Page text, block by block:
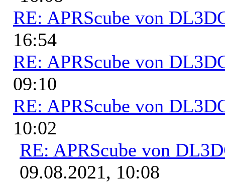
RE: APRScube von
16:54
RE: APRScube von
09:10
RE: APRScube von
10:02
RE: APRScube von
09.08.2021, 10:08